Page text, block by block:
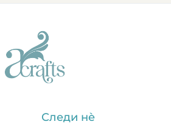
Следи нè